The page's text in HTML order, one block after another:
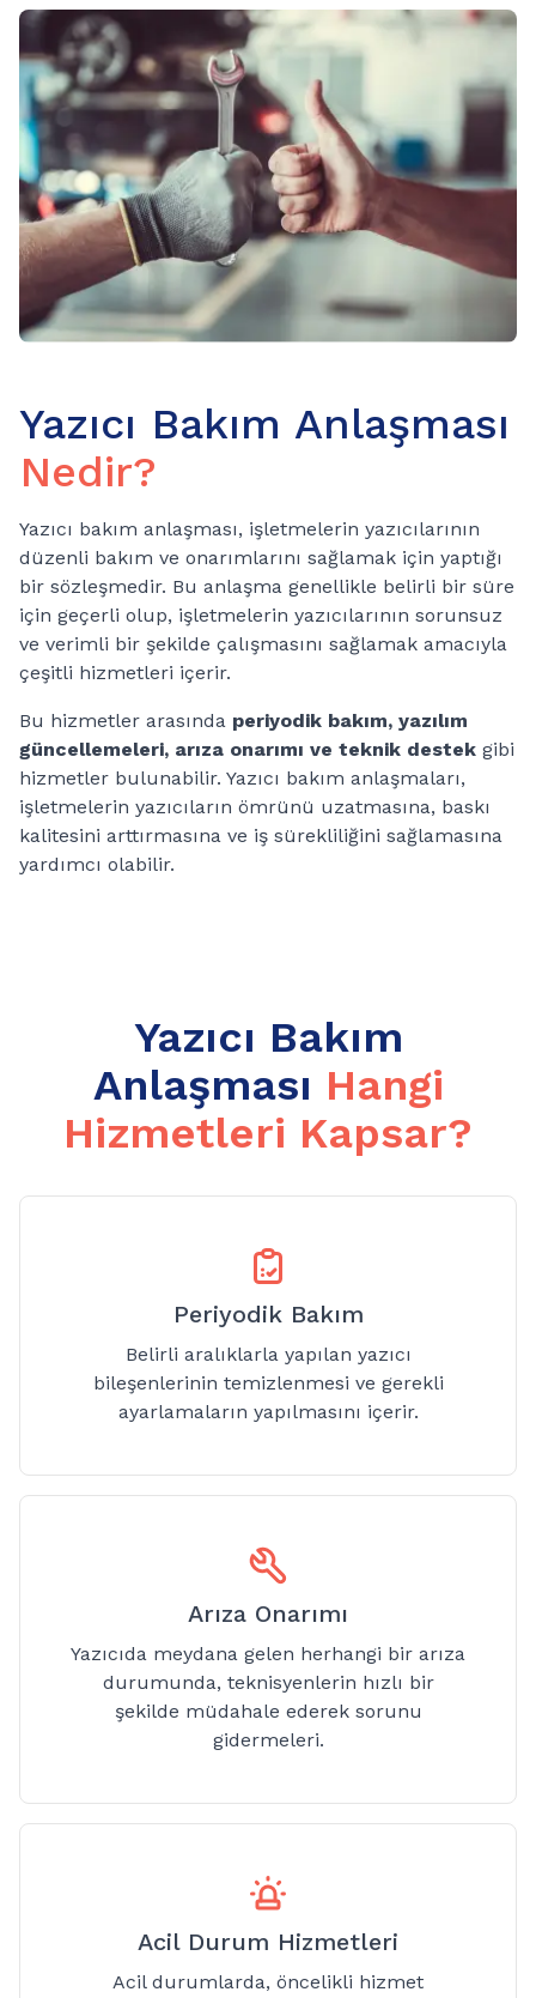
Yazıcı Bakım Anlaşması
Nedir?
Yazıcı bakım anlaşması, işletmelerin yazıcılarının
düzenli bakım ve onarımlarını sağlamak için yaptığı
bir sözleşmedir. Bu anlaşma genellikle belirli bir süre
için geçerli olup, işletmelerin yazıcılarının sorunsuz
ve verimli bir şekilde çalışmasını sağlamak amacıyla
çeşitli hizmetleri içerir.
Bu hizmetler arasında periyodik bakım, yazılım
güncellemeleri, arıza onarımı ve teknik destek gibi
hizmetler bulunabilir. Yazıcı bakım anlaşmaları,
işletmelerin yazıcıların ömrünü uzatmasına, baskı
kalitesini arttırmasına ve iş sürekliliğini sağlamasına
yardımcı olabilir.
Yazıcı Bakım
Anlaşması Hangi
Hizmetleri Kapsar?
Periyodik Bakım
Belirli aralıklarla yapılan yazıcı
bileşenlerinin temizlenmesi ve gerekli
ayarlamaların yapılmasını içerir.
Arıza Onarımı
Yazıcıda meydana gelen herhangi bir arıza
durumunda, teknisyenlerin hızlı bir
şekilde müdahale ederek sorunu
gidermeleri.
Acil Durum Hizmetleri
Acil durumlarda, öncelikli hizmet